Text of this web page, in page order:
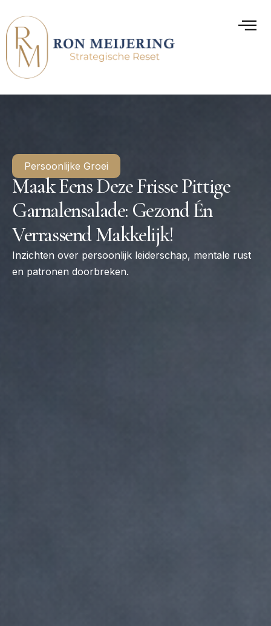
Persoonlijke Groei
Maak Eens Deze Frisse Pittige
Garnalensalade: Gezond Én
Verrassend Makkelijk!
Inzichten over persoonlijk leiderschap, mentale rust
en patronen doorbreken.